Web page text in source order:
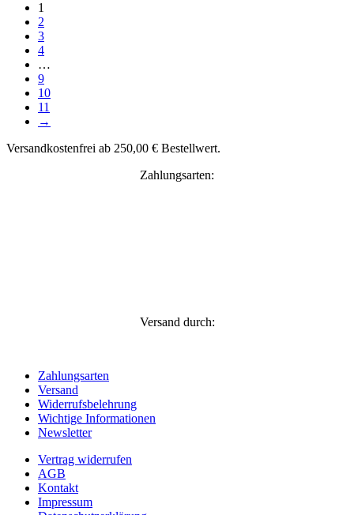
1
2
3
4
…
9
10
11
→
Versandkostenfrei ab 250,00 € Bestellwert.
Zahlungsarten:
Versand durch:
Zahlungsarten
Versand
Widerrufsbelehrung
Wichtige Informationen
Newsletter
Vertrag widerrufen
AGB
Kontakt
Impressum